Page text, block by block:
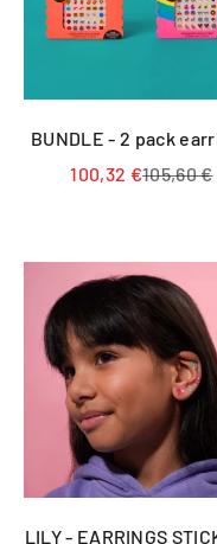
BUNDLE - 2 pack
Prix de vente
100,32 €Prix
105,60 €
LILY - EARRINGS